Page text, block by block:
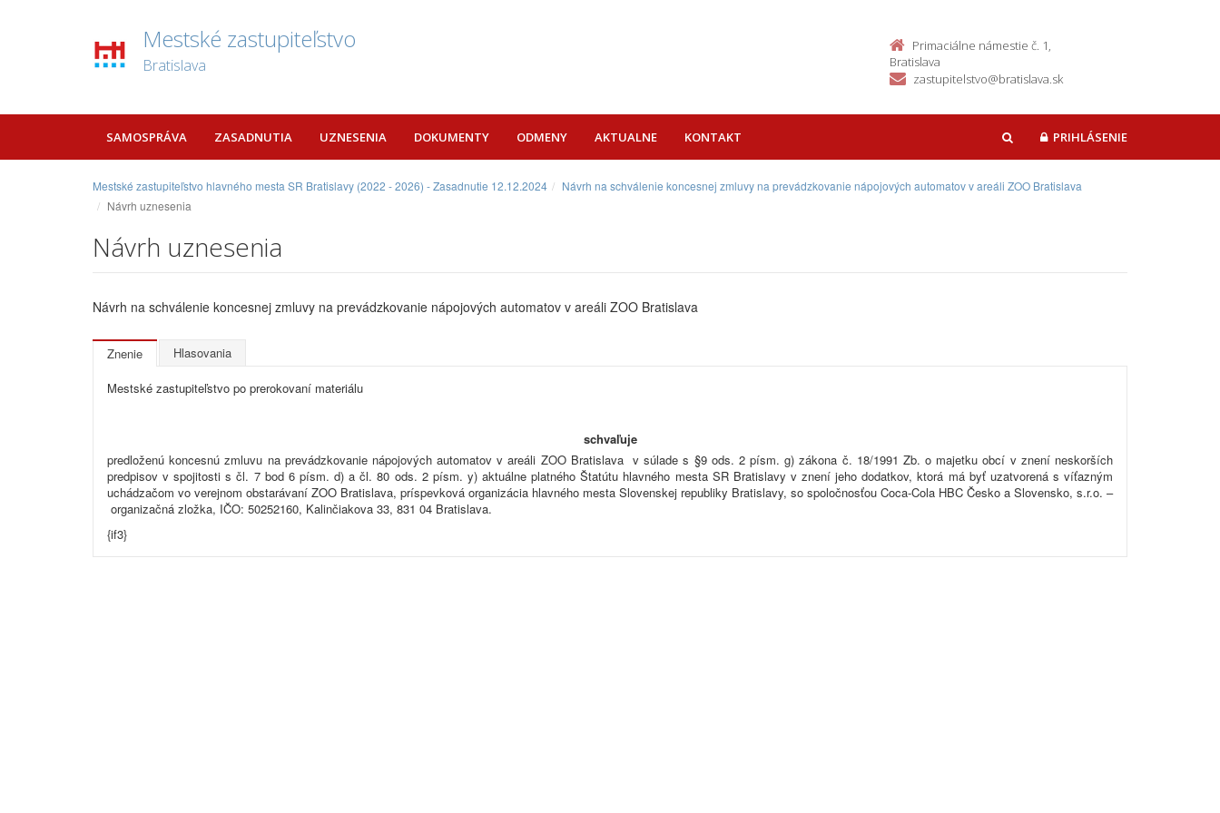
Mestské zastupiteľstvo
Bratislava
Primaciálne námestie č. 1,
Bratislava
zastupitelstvo@bratislava.sk
SAMOSPRÁVA ZASADNUTIA UZNESENIA DOKUMENTY ODMENY AKTUALNE KONTAKT HĽADAŤPRIHLÁSENIE
Mestské zastupiteľstvo hlavného mesta SR Bratislavy (2022 - 2026) - Zasadnutie 12.12.2024
Návrh na schválenie koncesnej zmluvy na prevádzkovanie nápojových automatov v areáli ZOO Bratislava
Návrh uznesenia
Návrh uznesenia
Návrh na schválenie koncesnej zmluvy na prevádzkovanie nápojových automatov v areáli ZOO Bratislava
Znenie Hlasovania
Mestské zastupiteľstvo po prerokovaní materiálu
schvaľuje
predloženú koncesnú zmluvu na prevádzkovanie nápojových automatov v areáli ZOO Bratislava v súlade s §9 ods. 2 písm. g) zákona č. 18/1991 Zb. o majetku obcí v znení neskorších
predpisov v spojitosti s čl. 7 bod 6 písm. d) a čl. 80 ods. 2 písm. y) aktuálne platného Štatútu hlavného mesta SR Bratislavy v znení jeho dodatkov, ktorá má byť uzatvorená s víťazným
uchádzačom vo verejnom obstarávaní ZOO Bratislava, príspevková organizácia hlavného mesta Slovenskej republiky Bratislavy, so spoločnosťou Coca-Cola HBC Česko a Slovensko, s.r.o. –
organizačná zložka, IČO: 50252160, Kalinčiakova 33, 831 04 Bratislava.
{if3}